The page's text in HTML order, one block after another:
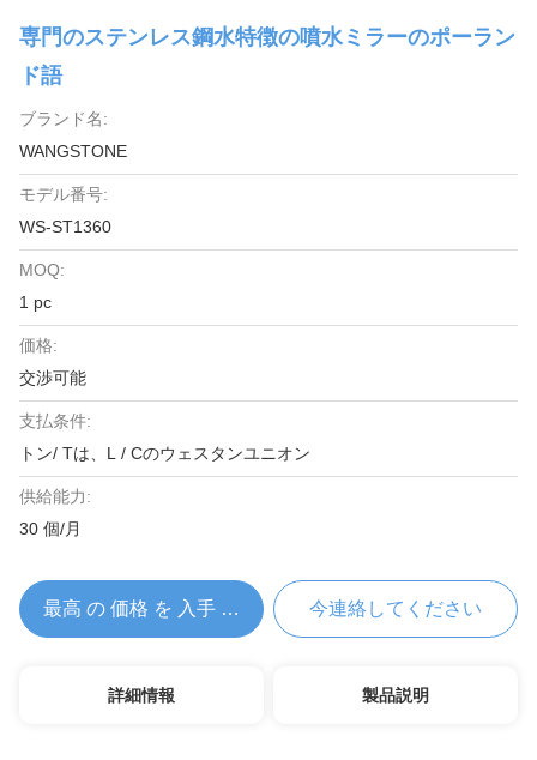
専門のステンレス鋼水特徴の噴水ミラーのポーラン
ド語
ブランド名:
WANGSTONE
モデル番号:
WS-ST1360
MOQ:
1 pc
価格:
交渉可能
支払条件:
トン/ Tは、L / Cのウェスタンユニオン
供給能力:
30 個/月
最高 の 価格 を 入手 する 今連絡してください
詳細情報 製品説明